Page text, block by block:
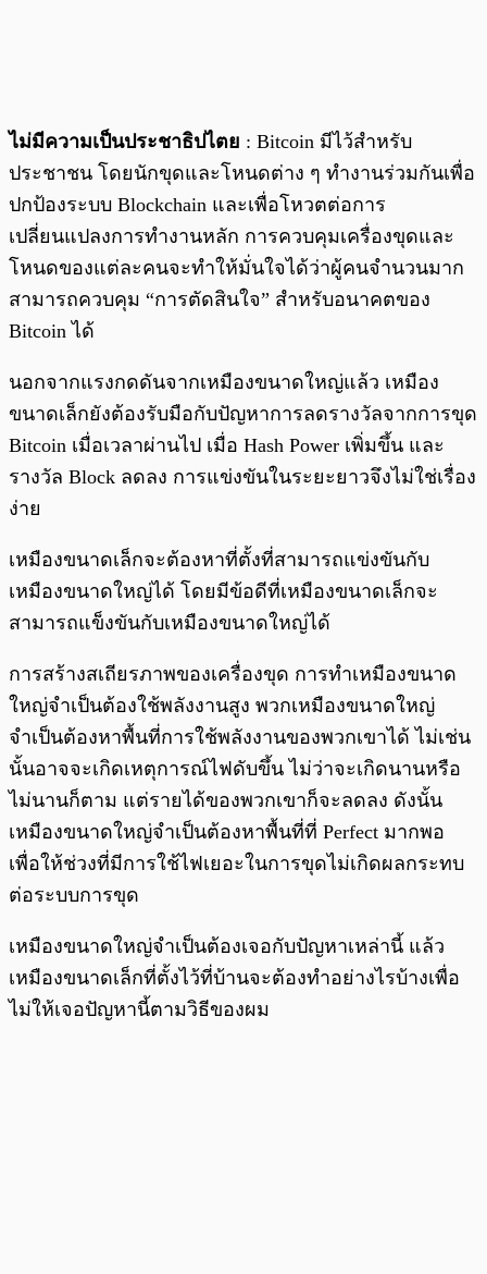
ไม่มีความเป็นประชาธิปไตย : Bitcoin มีไว้สำหรับ
ประชาชน โดยนักขุดและโหนดต่าง ๆ ทำงานร่วมกันเพื่อ
ปกป้องระบบ Blockchain และเพื่อโหวตต่อการ
เปลี่ยนแปลงการทำงานหลัก การควบคุมเครื่องขุดและ
โหนดของแต่ละคนจะทำให้มั่นใจได้ว่าผู้คนจำนวนมาก
สามารถควบคุม “การตัดสินใจ” สำหรับอนาคตของ
Bitcoin ได้
นอกจากแรงกดดันจากเหมืองขนาดใหญ่แล้ว เหมือง
ขนาดเล็กยังต้องรับมือกับปัญหาการลดรางวัลจากการขุด
Bitcoin เมื่อเวลาผ่านไป เมื่อ Hash Power เพิ่มขึ้น และ
รางวัล Block ลดลง การแข่งขันในระยะยาวจึงไม่ใช่เรื่อง
ง่าย
เหมืองขนาดเล็กจะต้องหาที่ตั้งที่สามารถแข่งขันกับ
เหมืองขนาดใหญ่ได้ โดยมีข้อดีที่เหมืองขนาดเล็กจะ
สามารถแข็งขันกับเหมืองขนาดใหญ่ได้
การสร้างสเถียรภาพของเครื่องขุด การทำเหมืองขนาด
ใหญ่จำเป็นต้องใช้พลังงานสูง พวกเหมืองขนาดใหญ่
จำเป็นต้องหาพื้นที่การใช้พลังงานของพวกเขาได้ ไม่เช่น
นั้นอาจจะเกิดเหตุการณ์ไฟดับขึ้น ไม่ว่าจะเกิดนานหรือ
ไม่นานก็ตาม แต่รายได้ของพวกเขาก็จะลดลง ดังนั้น
เหมืองขนาดใหญ่จำเป็นต้องหาพื้นที่ที่ Perfect มากพอ
เพื่อให้ช่วงที่มีการใช้ไฟเยอะในการขุดไม่เกิดผลกระทบ
ต่อระบบการขุด
เหมืองขนาดใหญ่จำเป็นต้องเจอกับปัญหาเหล่านี้ แล้ว
เหมืองขนาดเล็กที่ตั้งไว้ที่บ้านจะต้องทำอย่างไรบ้างเพื่อ
ไม่ให้เจอปัญหานี้ตามวิธีของผม